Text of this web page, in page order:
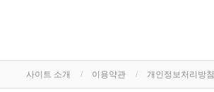
사이트 소개 이용약관 개인정보처리방침